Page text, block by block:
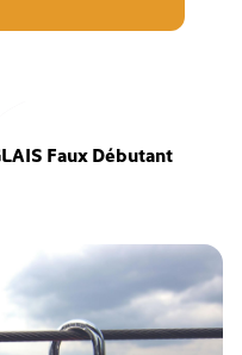
Faux Débutant